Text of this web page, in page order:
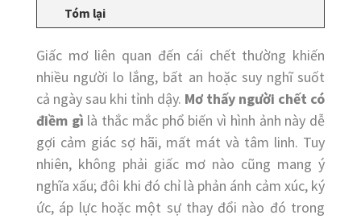
Tóm lại
Giấc mơ liên quan đến cái chết thường khiến
nhiều người lo lắng, bất an hoặc suy nghĩ suốt
cả ngày sau khi tỉnh dậy. Mơ thấy người chết có
điềm gì là thắc mắc phổ biến vì hình ảnh này dễ
gợi cảm giác sợ hãi, mất mát và tâm linh. Tuy
nhiên, không phải giấc mơ nào cũng mang ý
nghĩa xấu; đôi khi đó chỉ là phản ánh cảm xúc, ký
ức, áp lực hoặc một sự thay đổi nào đó trong